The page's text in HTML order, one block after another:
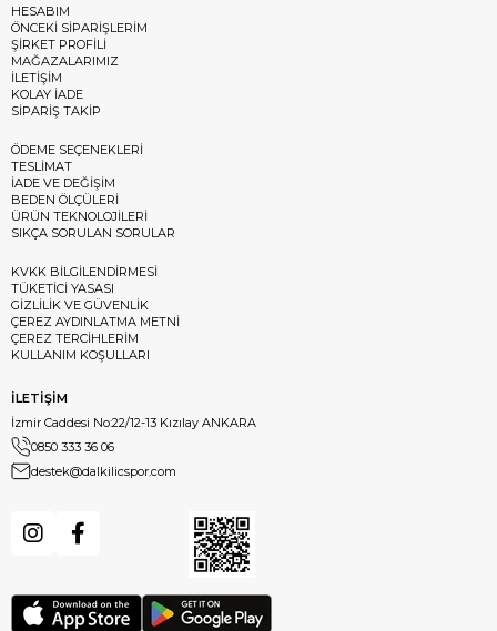
HESABIM
ÖNCEKİ SİPARİŞLERİM
ŞİRKET PROFİLİ
MAĞAZALARIMIZ
İLETİŞİM
KOLAY İADE
SİPARİŞ TAKİP
ÖDEME SEÇENEKLERİ
TESLİMAT
İADE VE DEĞİŞİM
BEDEN ÖLÇÜLERİ
ÜRÜN TEKNOLOJİLERİ
SIKÇA SORULAN SORULAR
KVKK BİLGİLENDİRMESİ
TÜKETİCİ YASASI
GİZLİLİK VE GÜVENLİK
ÇEREZ AYDINLATMA METNİ
ÇEREZ TERCİHLERİM
KULLANIM KOŞULLARI
İLETİŞİM
İzmir Caddesi No:22/12-13 Kızılay ANKARA
0850 333 36 06
destek@dalkilicspor.com